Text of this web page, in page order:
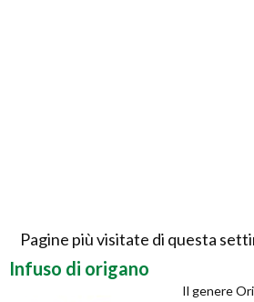
Pagine più visitate di questa
Infuso di origano
Il genere